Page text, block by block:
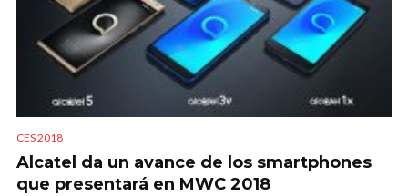
CES 2018
Alcatel da un avance de los smartphones
que presentará en MWC 2018